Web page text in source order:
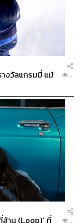
งวัลแกรมมี่ แม้
...
ล้าน (Loop)’ ที่
...